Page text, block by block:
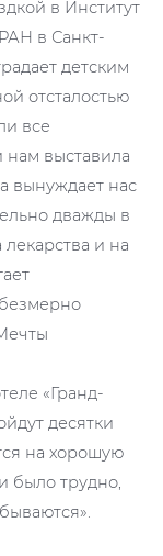
в Институт
в Санкт-
детским
отсталостью
все
нам выставила
вынуждает нас
дважды в
и на
«Гранд-
десятки
на хорошую
было трудно,